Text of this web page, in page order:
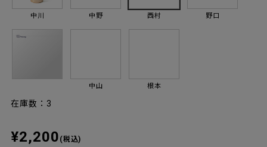
中川 中野
中山
西村
根本
野口
在庫数：3
¥2,200 (税込)